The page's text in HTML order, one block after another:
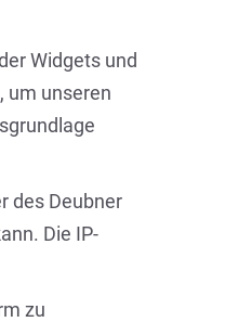
Widgets und
um unseren
des Deubner
Die IP-
zu